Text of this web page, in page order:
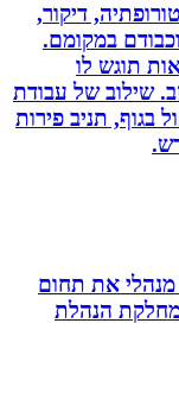
דיקור,
במקומם.
לו
של עבודת
תניב פירות
את תחום
הנהלת